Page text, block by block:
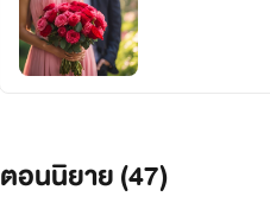
ตอนนิยาย (47)